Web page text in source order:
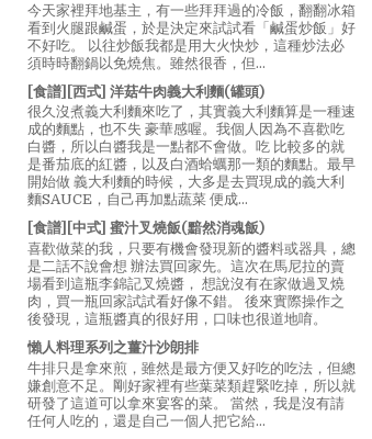
今天家裡拜地基主，有一些拜拜過的冷飯，翻翻冰箱
看到火腿跟鹹蛋，於是決定來試試看「鹹蛋炒飯」好
不好吃。 以往炒飯我都是用大火快炒，這種炒法必
須時時翻鍋以免燒焦。雖然很香，但...
[食譜][西式] 洋菇牛肉義大利麵(罐頭)
很久沒煮義大利麵來吃了，其實義大利麵算是一種速
成的麵點，也不失 豪華感喔。我個人因為不喜歡吃
白醬，所以白醬我是一點都不會做。吃 比較多的就
是番茄底的紅醬，以及白酒蛤蠣那一類的麵點。最早
開始做 義大利麵的時候，大多是去買現成的義大利
麵SAUCE，自己再加點蔬菜 便成...
[食譜][中式] 蜜汁叉燒飯(黯然消魂飯)
喜歡做菜的我，只要有機會發現新的醬料或器具，總
是二話不說會想 辦法買回家先。這次在馬尼拉的賣
場看到這瓶李錦記叉燒醬， 想說沒有在家做過叉燒
肉，買一瓶回家試試看好像不錯。 後來實際操作之
後發現，這瓶醬真的很好用，口味也很道地唷。
懶人料理系列之薑汁沙朗排
牛排只是拿來煎，雖然是最方便又好吃的吃法，但總
嫌創意不足。剛好家裡有些葉菜類趕緊吃掉，所以就
研發了這道可以拿來宴客的菜。 當然，我是沒有請
任何人吃的，還是自己一個人把它給...